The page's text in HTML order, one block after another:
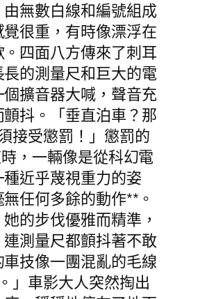
無數白線和編號組成
很重，有時像漂浮在
四面八方傳來了刺耳
的測量尺和巨大的電
擴音器大喊，聲音充
抖。「垂直泊車？那
接受懲罰！」懲罰的
，一輛像是從科幻電
近乎蔑視重力的姿
任何多餘的動作**。
的步伐優雅而精準，
測量尺都顫抖著不敢
技像一團混亂的毛線
」車影大人突然掏出